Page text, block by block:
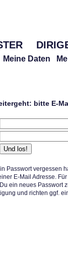
Meine Daten
bitte E-
Passwort vergessen
E-Mail Adresse.
ein neues Passwort
und richten ggf.